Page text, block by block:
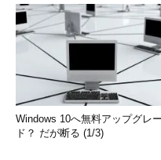
SQLインジェクション対策
SQLインジェクションがは
と、その手口は凝ったもの
手口が現れてくる可能性も
イントを見直してみよう。
Windows 10へ無料アップグレー
ド？ だが断る (1/3)